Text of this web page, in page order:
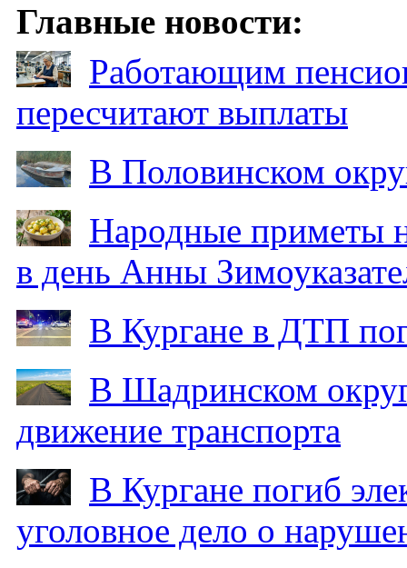
Главные новости:
Работающим
пересчитают выплаты
В Половинском
Народные приметы
в день Анны
В Кургане в ДТП
В Шадринском
движение транспорта
В Кургане погиб
уголовное дело о